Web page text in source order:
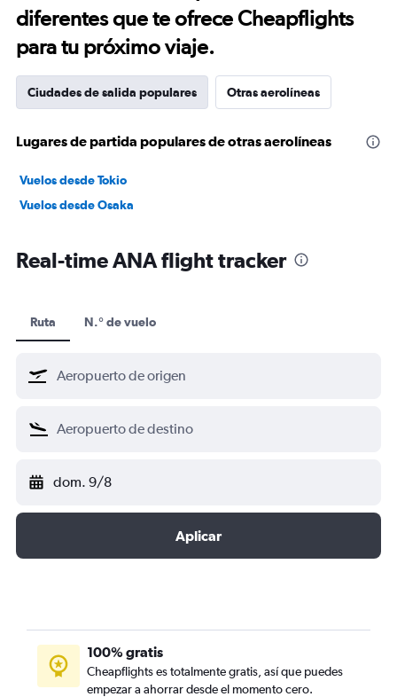
diferentes que te ofrece Cheapflights
para tu próximo viaje.
Ciudades de salida populares Otras aerolíneas
Lugares de partida populares de otras aerolíneas
Vuelos desde Tokio
Vuelos desde Osaka
Real-time ANA flight tracker
Ruta N.° de vuelo
dom. 9/8
Aplicar
100% gratis
Cheapflights es totalmente gratis, así que puedes
empezar a ahorrar desde el momento cero.